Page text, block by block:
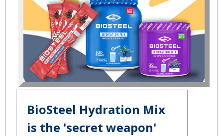
BioSteel Hydration Mix
is the 'secret weapon'